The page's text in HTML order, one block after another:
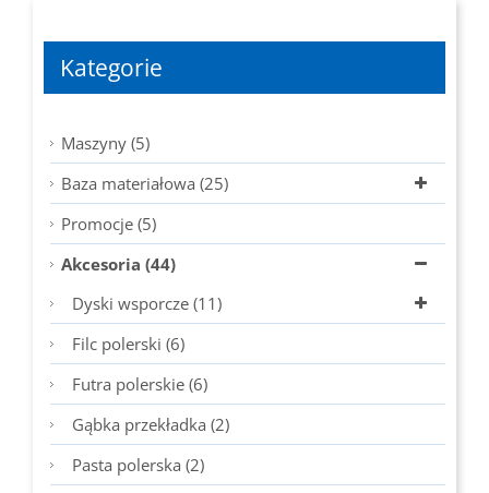
Kategorie
Maszyny (5)
Baza materiałowa (25)
Promocje (5)
Akcesoria (44)
Dyski wsporcze (11)
Filc polerski (6)
Futra polerskie (6)
Gąbka przekładka (2)
Pasta polerska (2)